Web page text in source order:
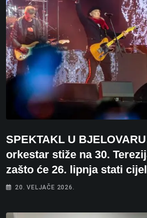
SPEKTAKL U
orkestar stiže na 30.
zašto će 26. lipnja stati
20. VELJAČE 2026.